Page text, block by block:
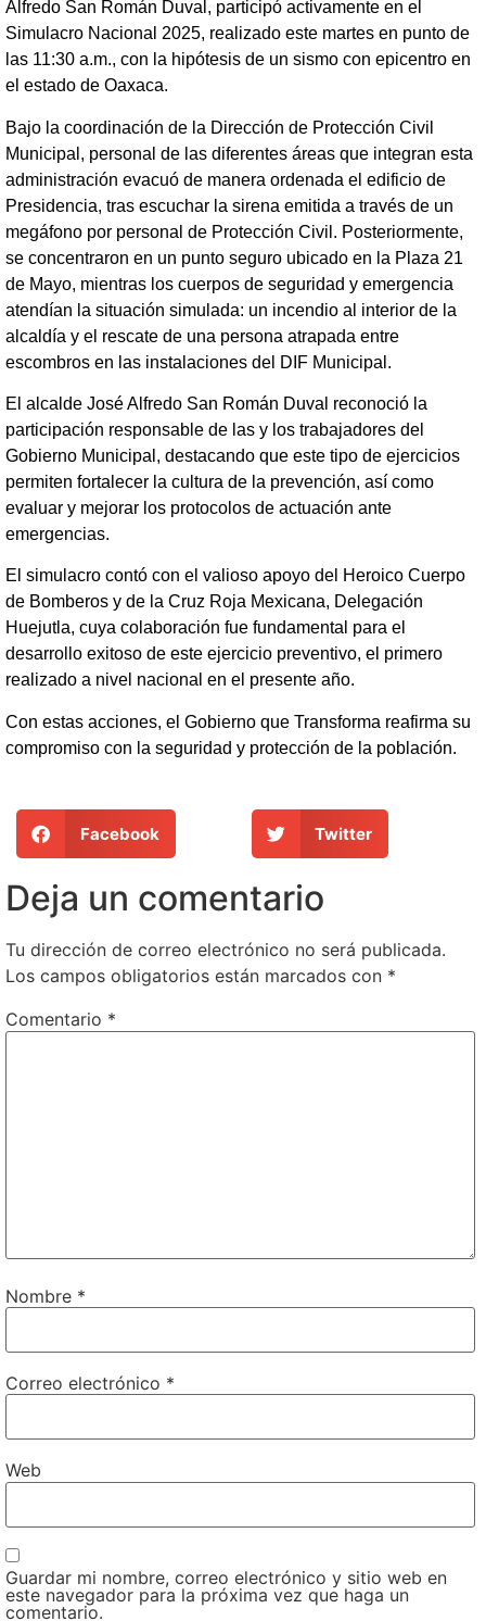
Alfredo San Román Duval, participó activamente en el
Simulacro Nacional 2025, realizado este martes en punto de
las 11:30 a.m., con la hipótesis de un sismo con epicentro en
el estado de Oaxaca.
Bajo la coordinación de la Dirección de Protección Civil
Municipal, personal de las diferentes áreas que integran esta
administración evacuó de manera ordenada el edificio de
Presidencia, tras escuchar la sirena emitida a través de un
megáfono por personal de Protección Civil. Posteriormente,
se concentraron en un punto seguro ubicado en la Plaza 21
de Mayo, mientras los cuerpos de seguridad y emergencia
atendían la situación simulada: un incendio al interior de la
alcaldía y el rescate de una persona atrapada entre
escombros en las instalaciones del DIF Municipal.
El alcalde José Alfredo San Román Duval reconoció la
participación responsable de las y los trabajadores del
Gobierno Municipal, destacando que este tipo de ejercicios
permiten fortalecer la cultura de la prevención, así como
evaluar y mejorar los protocolos de actuación ante
emergencias.
El simulacro contó con el valioso apoyo del Heroico Cuerpo
de Bomberos y de la Cruz Roja Mexicana, Delegación
Huejutla, cuya colaboración fue fundamental para el
desarrollo exitoso de este ejercicio preventivo, el primero
realizado a nivel nacional en el presente año.
Con estas acciones, el Gobierno que Transforma reafirma su
compromiso con la seguridad y protección de la población.
Facebook Twitter
Deja un comentario
Tu dirección de correo electrónico no será publicada.
Los campos obligatorios están marcados con *
Comentario *
Nombre *
Correo electrónico *
Web
Guardar mi nombre, correo electrónico y sitio web en
este navegador para la próxima vez que haga un
comentario.